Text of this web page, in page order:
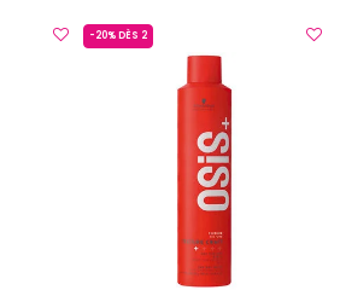
-20% DÈS 2